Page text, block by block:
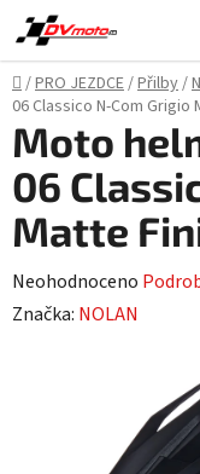
Přejít
na
obsah
Domů
/PRO JEZDCE/Přilby/
06 Classico N-Com Grigio
Moto
06
Matte
Průměrné
hodnocení
Neohodnoceno
Značka: NOLAN